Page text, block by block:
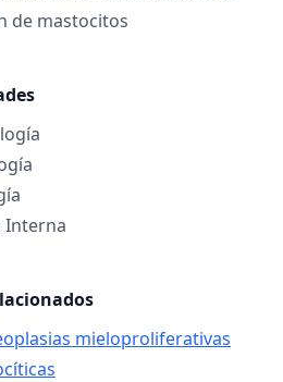
de mastocitos
Interna
mieloproliferativas